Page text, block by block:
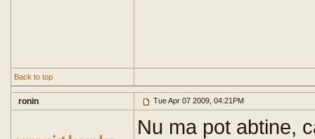
Back to top
ronin Tue Apr 07 2009, 04:21PM
Nu ma pot abtine,